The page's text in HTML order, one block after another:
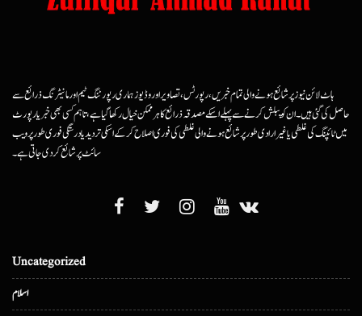
ہاٹ لائن نیوز پر شائع ہونے والی تمام خبریں، رپورٹس، تصاویر اور وڈیوز ہماری رپورٹنگ ٹیم اور مانیٹرنگ ذرائع سے
حاصل کی گئی ہیں۔ ان کو پبلش کرنے سے پہلے اسکے مصدقہ ذرائع کا ہرممکن خیال رکھا گیا ہے، تاہم کسی بھی خبر یا رپورٹ
میں ٹائپنگ کی غلطی یا غیرارادی طور پر شائع ہونے والی غلطی کی فوری اصلاح کرکے اسکی تردید یا درستگی فوری طور پر ویب
سائٹ پر شائع کردی جاتی ہے۔
Uncategorized
اسلام